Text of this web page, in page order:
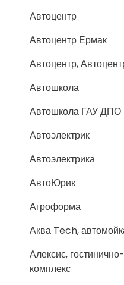
Автоцентр
Автоцентр Ермак
Автоцентр,
Автошкола
Автошкола ГАУ ДПО
Автоэлектрик
Автоэлектрика
АвтоЮрик
Агроформа
Аква Tech,
Алексис,
комплекс